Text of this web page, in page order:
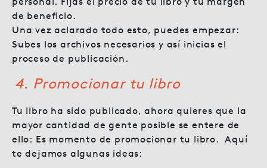
de beneficio.
Una vez aclarado todo esto, puedes empezar:
Subes los archivos necesarios y así inicias el
proceso de publicación.
4. Promocionar tu libro
Tu libro ha sido publicado, ahora quieres que la
mayor cantidad de gente posible se entere de
ello: Es momento de promocionar tu libro. Aquí
te dejamos algunas ideas: